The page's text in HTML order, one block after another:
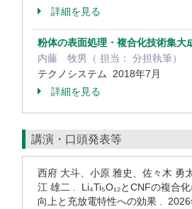
詳細を見る
粉体の表面処理・複合化技術集大
内藤 牧男（ 担当： 分担執筆）
テクノシステム 2018年7月
詳細を見る
講演・口頭発表等
西府 大斗、小原 雅史、佐々木 勇
江 雄二 . Li₄Ti₅O₁₂とCNFの複合
向上と充放電特性への効果 .